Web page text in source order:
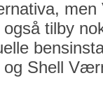
tilby
Shell